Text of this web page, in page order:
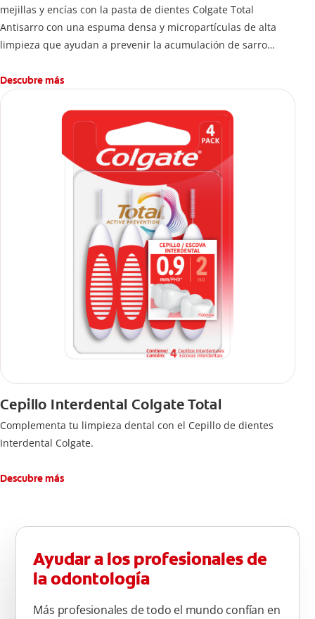
mejillas y encías con la pasta de dientes Colgate Total
Antisarro con una espuma densa y micropartículas de alta
limpieza que ayudan a prevenir la acumulación de sarro
Descubre más
Cepillo Interdental Colgate Total
Complementa tu limpieza dental con el Cepillo de dientes
Interdental Colgate.
Descubre más
Ayudar a los profesionales de
la odontología
Más profesionales de todo el mundo confían en